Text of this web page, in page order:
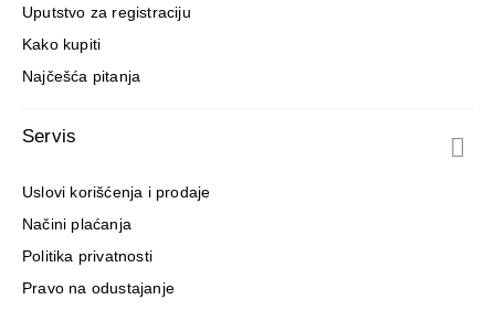
Uputstvo za registraciju
Kako kupiti
Najčešća pitanja
Servis
Uslovi korišćenja i prodaje
Načini plaćanja
Politika privatnosti
Pravo na odustajanje